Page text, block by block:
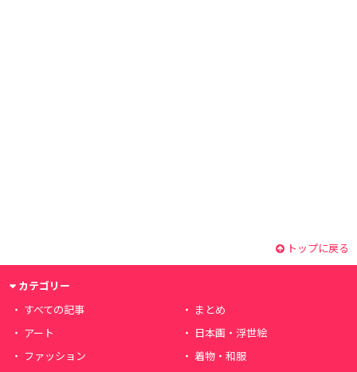
トップに戻る
カテゴリー
すべての記事
まとめ
アート
日本画・浮世絵
ファッション
着物・和服